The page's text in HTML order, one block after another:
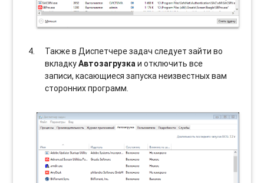
Также в Диспетчере задач следует зайти во
вкладкуАвтозагрузкаи отключить все
записи, касающиеся запуска неизвестных вам
сторонних программ.